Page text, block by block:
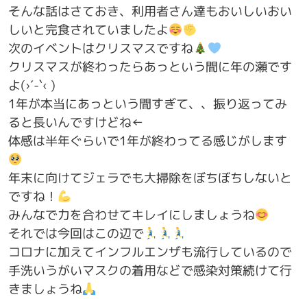
そんな話はさておき、利用者さん達もおいしいおい
しいと完食されていましたよ
次のイベントはクリスマスですね
クリスマスが終わったらあっという間に年の瀬です
よ(›´-`‹ )
1年が本当にあっという間すぎて、、振り返ってみ
ると長いんですけどね←
体感は半年ぐらいで1年が終わってる感じがします
年末に向けてジェラでも大掃除をぼちぼちしないと
ですね！
みんなで力を合わせてキレイにしましょうね
それでは今回はこの辺で
コロナに加えてインフルエンザも流行しているので
手洗いうがいマスクの着用などで感染対策続けて行
きましょうね